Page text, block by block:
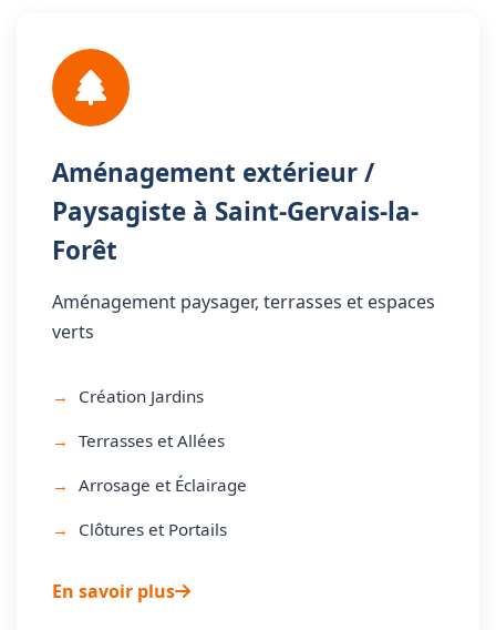
Aménagement extérieur /
Paysagiste à Saint-Gervais-la-
Forêt
Aménagement paysager, terrasses et espaces
verts
Création Jardins
Terrasses et Allées
Arrosage et Éclairage
Clôtures et Portails
En savoir plus